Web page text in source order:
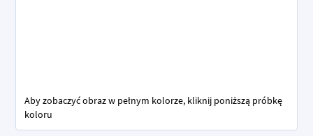
Aby zobaczyć obraz w pełnym kolorze, kliknij poniższą próbkę
koloru